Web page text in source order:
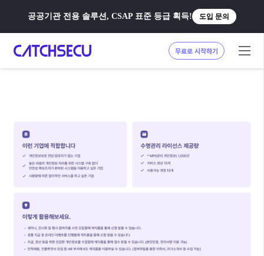
공공기관 전용 솔루션, CSAP 표준 등급 획득! 도입 문의
무료로 시작하기